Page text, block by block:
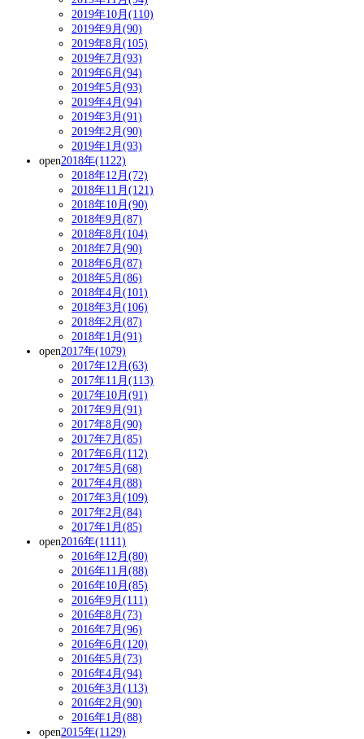
2019年10月(110)
2019年9月(90)
2019年8月(105)
2019年7月(93)
2019年6月(94)
2019年5月(93)
2019年4月(94)
2019年3月(91)
2019年2月(90)
2019年1月(93)
open2018年(1122)
2018年12月(72)
2018年11月(121)
2018年10月(90)
2018年9月(87)
2018年8月(104)
2018年7月(90)
2018年6月(87)
2018年5月(86)
2018年4月(101)
2018年3月(106)
2018年2月(87)
2018年1月(91)
open2017年(1079)
2017年12月(63)
2017年11月(113)
2017年10月(91)
2017年9月(91)
2017年8月(90)
2017年7月(85)
2017年6月(112)
2017年5月(68)
2017年4月(88)
2017年3月(109)
2017年2月(84)
2017年1月(85)
open2016年(1111)
2016年12月(80)
2016年11月(88)
2016年10月(85)
2016年9月(111)
2016年8月(73)
2016年7月(96)
2016年6月(120)
2016年5月(73)
2016年4月(94)
2016年3月(113)
2016年2月(90)
2016年1月(88)
open2015年(1129)